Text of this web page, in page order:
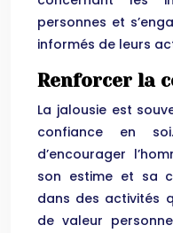
personnes et
informés de leurs
Renforcer la
La jalousie est
confiance en
d’encourager
son estime et sa
dans des activités
de valeur